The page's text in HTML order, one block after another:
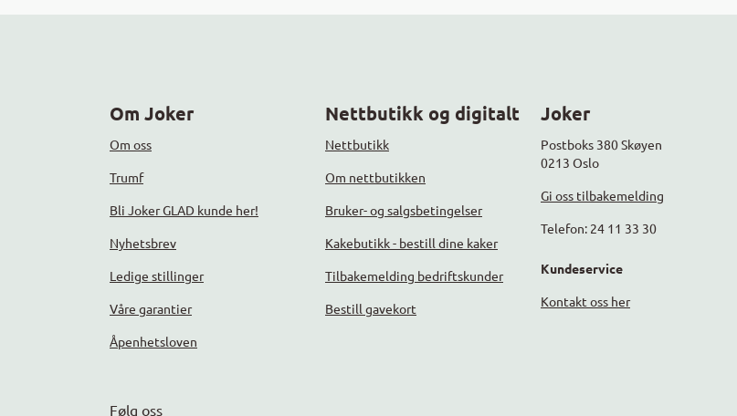
Om Joker
Om oss
Trumf
Bli Joker GLAD kunde her!
Nyhetsbrev
Ledige stillinger
Våre garantier
Åpenhetsloven
Nettbutikk og digitalt
Nettbutikk
Om nettbutikken
Bruker- og salgsbetingelser
Kakebutikk - bestill dine kaker
Tilbakemelding bedriftskunder
Bestill gavekort
Joker
Postboks 380 Skøyen
0213 Oslo
Gi oss tilbakemelding
Telefon: 24 11 33 30
Kundeservice
Kontakt oss her
Følg oss